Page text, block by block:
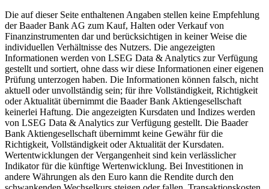
Die auf dieser Seite enthaltenen Angaben stellen keine Empfehlung
der Baader Bank AG zum Kauf, Halten oder Verkauf von
Finanzinstrumenten dar und berücksichtigen in keiner Weise die
individuellen Verhältnisse des Nutzers. Die angezeigten
Informationen werden von LSEG Data & Analytics zur Verfügung
gestellt und sortiert, ohne dass wir diese Informationen einer eigenen
Prüfung unterzogen haben. Die Informationen können falsch, nicht
aktuell oder unvollständig sein; für ihre Vollständigkeit, Richtigkeit
oder Aktualität übernimmt die Baader Bank Aktiengesellschaft
keinerlei Haftung. Die angezeigten Kursdaten und Indizes werden
von LSEG Data & Analytics zur Verfügung gestellt. Die Baader
Bank Aktiengesellschaft übernimmt keine Gewähr für die
Richtigkeit, Vollständigkeit oder Aktualität der Kursdaten.
Wertentwicklungen der Vergangenheit sind kein verlässlicher
Indikator für die künftige Wertenwicklung. Bei Investitionen in
andere Währungen als den Euro kann die Rendite durch den